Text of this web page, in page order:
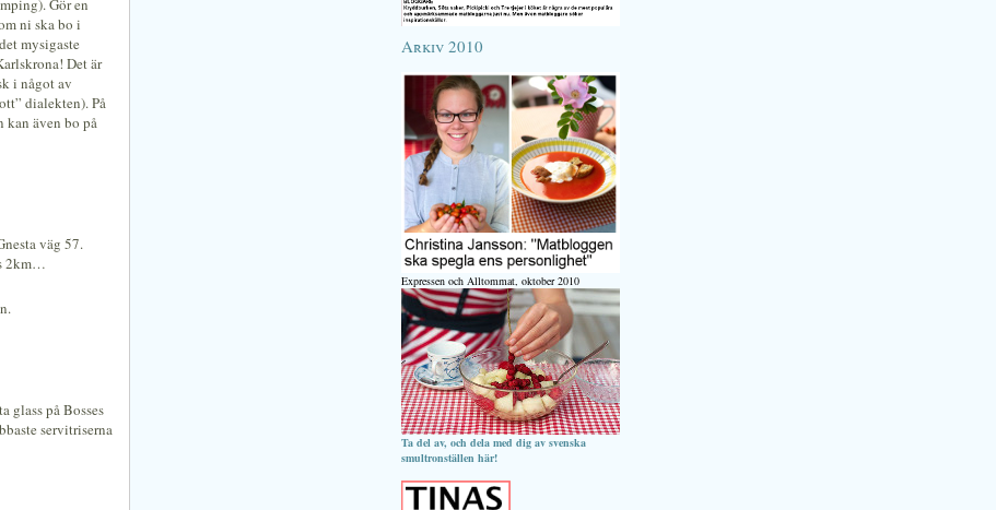
Gör en
ni ska bo i
mysigaste
Det är
i något av
dialekten). På
kan även bo på
väg 57.
2km…
glass på Bosses
servitriserna
Arkiv 2010
Expressen och Alltommat, oktober 2010
Ta del av, och dela med dig av svenska
smultronställen här!